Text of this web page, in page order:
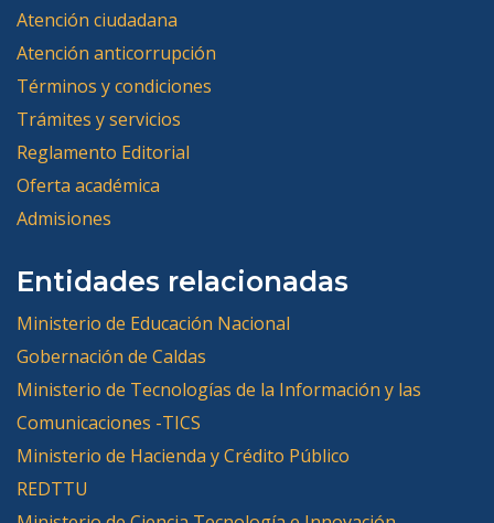
Atención ciudadana
Atención anticorrupción
Términos y condiciones
Trámites y servicios
Reglamento Editorial
Oferta académica
Admisiones
Entidades relacionadas
Ministerio de Educación Nacional
Gobernación de Caldas
Ministerio de Tecnologías de la Información y las
Comunicaciones -TICS
Ministerio de Hacienda y Crédito Público
REDTTU